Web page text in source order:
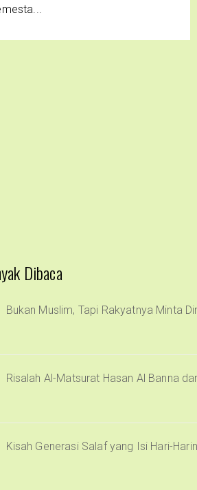
Dibaca
Bukan Muslim, Tapi Rakyatnya Minta
Risalah Al-Matsurat Hasan Al Banna
Kisah Generasi Salaf yang Isi Hari-